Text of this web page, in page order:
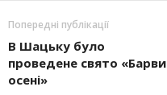
Попередні публікації
В Ша­цьку було
проведене свято «Бар­ви
осе­ні»